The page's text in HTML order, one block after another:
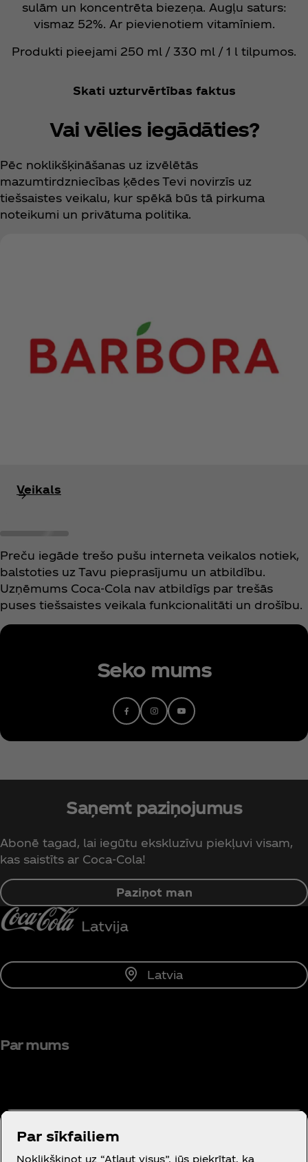
sulām un koncentrēta biezeņa. Augļu saturs:
vismaz 52%. Ar pievienotiem vitamīniem.
Produkti pieejami 250 ml / 330 ml / 1 l tilpumos.
Skati uzturvērtības faktus
Vai vēlies iegādāties?
Pēc noklikšķināšanas uz izvēlētās
mazumtirdzniecības ķēdes Tevi novirzīs uz
tiešsaistes veikalu, kur spēkā būs tā pirkuma
noteikumi un privātuma politika.
Veikals
Preču iegāde trešo pušu interneta veikalos notiek,
balstoties uz Tavu pieprasījumu un atbildību.
Uzņēmums Coca‑Cola nav atbildīgs par trešās
puses tiešsaistes veikala funkcionalitāti un drošību.
Seko mums
Saņemt paziņojumus
Abonē tagad, lai iegūtu ekskluzīvu piekļuvi visam,
kas saistīts ar Coca‑Cola!
Paziņot man
Latvia
Par mums
Vajadzīga palīdzība?
Par sīkfailiem
Noklikšķinot uz “Atļaut visus”, jūs piekrītat, ka